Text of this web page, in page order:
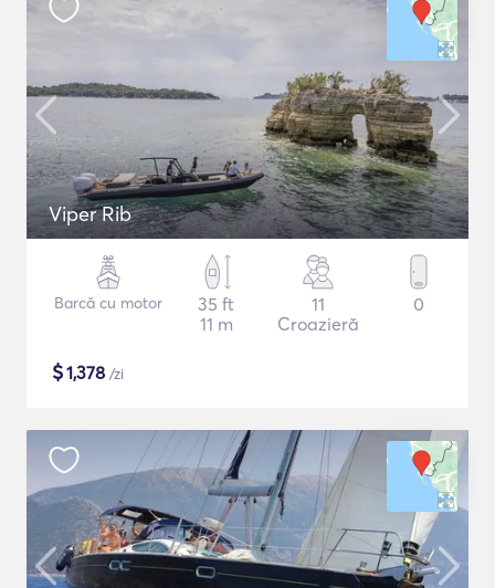
Viper Rib
Barcă cu motor
35 ft
11 m
11
Croazieră
0
$1,378 /zi